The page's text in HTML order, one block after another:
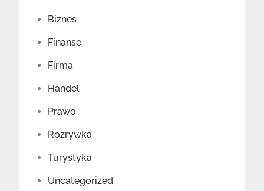
Biznes
Finanse
Firma
Handel
Prawo
Rozrywka
Turystyka
Uncategorized